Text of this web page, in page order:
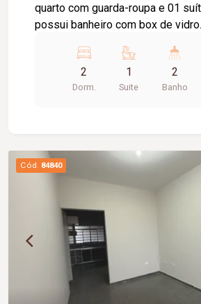
quarto com guarda-roupa e 01
possui banheiro com box de
área de serviço, 01 banheiro
estacionamento.
2
Dorm.
1
Suite
2
Banho
Cód. 84840